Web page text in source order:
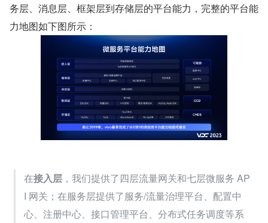
务层、消息层、框架层到存储层的平台能力，完整的平台能
力地图如下图所示：
在接入层 ，我们提供了四层流量网关和七层微服务 AP
I 网关；在服务层提供了服务/流量治理平台、配置中
心、注册中心、接口管理平台、分布式任务调度等系